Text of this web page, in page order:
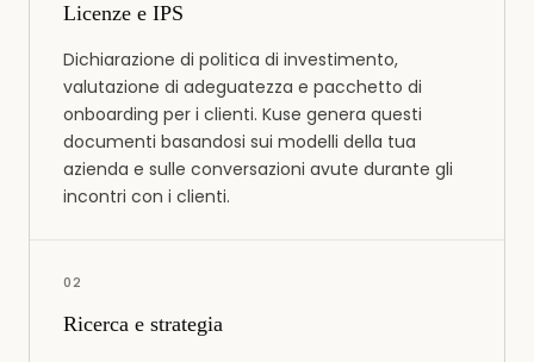
Licenze e IPS
Dichiarazione di politica di investimento,
valutazione di adeguatezza e pacchetto di
onboarding per i clienti. Kuse genera questi
documenti basandosi sui modelli della tua
azienda e sulle conversazioni avute durante gli
incontri con i clienti.
02
Ricerca e strategia